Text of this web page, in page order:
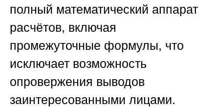
полный математический аппарат
расчётов, включая
промежуточные формулы, что
исключает возможность
опровержения выводов
заинтересованными лицами.